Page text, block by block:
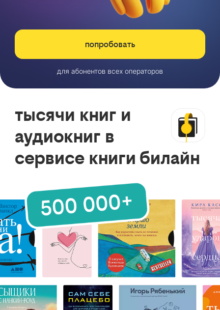
попробовать
для абонентов всех операторов
тысячи книг и
аудиокниг в
сервисе книги билайн